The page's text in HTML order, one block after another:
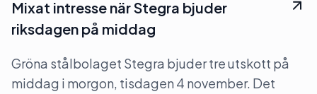
Mixat intresse när Stegra bjuder
riksdagen på middag
Gröna stålbolaget Stegra bjuder tre utskott på
middag i morgon, tisdagen 4 november. Det